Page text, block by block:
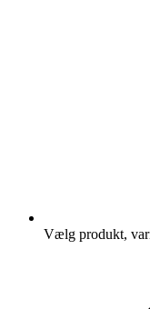
Vælg produkt,